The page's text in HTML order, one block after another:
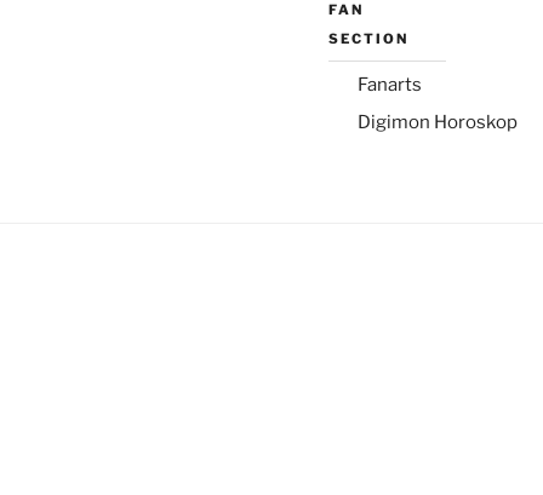
FAN
SECTION
Fanarts
Digimon Horoskop